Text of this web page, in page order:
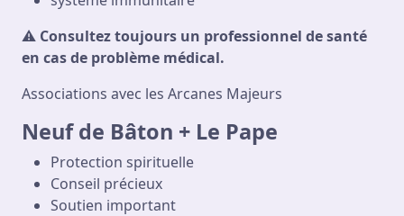
⚠️ Consultez toujours un professionnel de santé
en cas de problème médical.
Associations avec les Arcanes Majeurs
Neuf de Bâton + Le Pape
Protection spirituelle
Conseil précieux
Soutien important